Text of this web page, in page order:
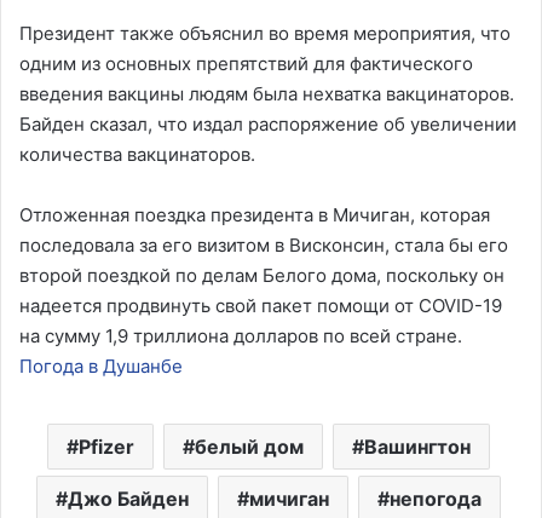
Президент также объяснил во время мероприятия, что
одним из основных препятствий для фактического
введения вакцины людям была нехватка вакцинаторов.
Байден сказал, что издал распоряжение об увеличении
количества вакцинаторов.
Отложенная поездка президента в Мичиган, которая
последовала за его визитом в Висконсин, стала бы его
второй поездкой по делам Белого дома, поскольку он
надеется продвинуть свой пакет помощи от COVID-19
на сумму 1,9 триллиона долларов по всей стране.
Погода в Душанбе
Pfizer белый дом Вашингтон
Джо Байден мичиган непогода